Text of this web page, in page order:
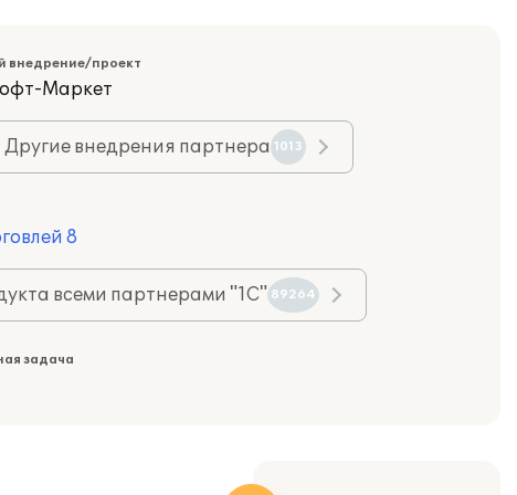
внедрение/проект
Маркет
Другие внедрения партнера 1013
8
всеми партнерами "1С" 89264
задача